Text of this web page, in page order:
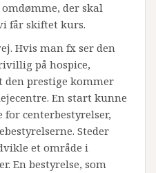
der skal
får skiftet kurs.
Hvis man fx ser den
på hospice,
den prestige kommer
En start kunne
centerbestyrelser,
Steder
et område i
En bestyrelse, som